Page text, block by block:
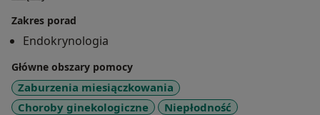
Ginekologicznego, Polskiego Towarzystwa
Endokrynologicznego, Europejskiego Stowarzyszenia
Ginekologów i Położników (EAGO). Autor oraz
współautor ponad 200 publikacji naukowych. Znany i
ceniony specjalista endokrynologii ginekologicznej.
Zakres porad
Endokrynologia
Główne obszary pomocy
Zaburzenia miesiączkowania
Choroby ginekologiczne
Niepłodność